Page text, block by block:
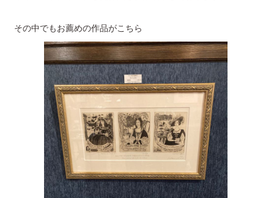
その中でもお薦めの作品がこちら